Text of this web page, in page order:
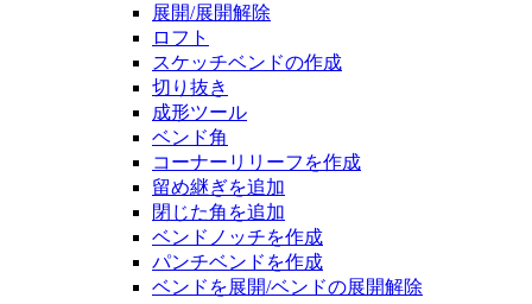
展開/展開解除
ロフト
スケッチベンドの作成
切り抜き
成形ツール
ベンド角
コーナーリリーフを作成
留め継ぎを追加
閉じた角を追加
ベンドノッチを作成
パンチベンドを作成
ベンドを展開/ベンドの展開解除